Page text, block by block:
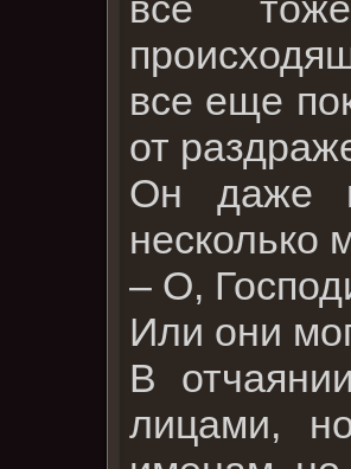
все еще
от
Он даже
несколько
– О,
Или они
В
лицами,